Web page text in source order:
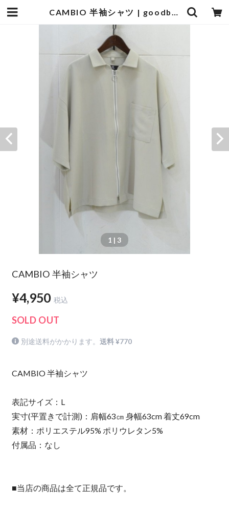
CAMBIO 半袖シャツ | goodbadstore
1 | 3
CAMBIO 半袖シャツ
¥4,950 税込
SOLD OUT
別途送料がかかります。送料 ¥770
CAMBIO 半袖シャツ
表記サイズ：L
実寸(平置きで計測)：肩幅63㎝ 身幅63cm 着丈69cm
素材：ポリエステル95% ポリウレタン5%
付属品：なし
■当店の商品は全て正規品です。